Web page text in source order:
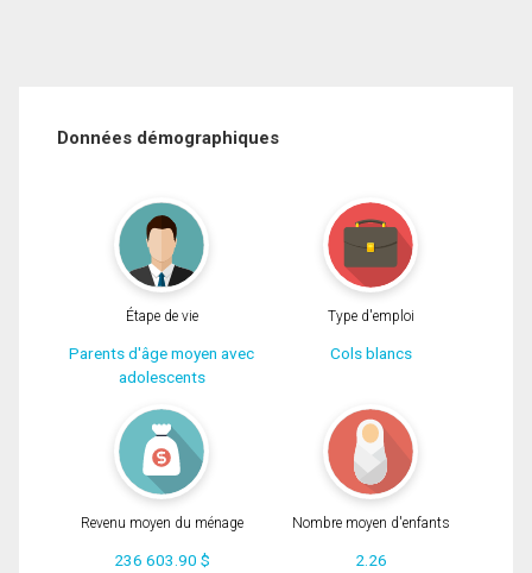
Données démographiques
Étape de vie
Parents d'âge moyen avec
adolescents
Type d'emploi
Cols blancs
Revenu moyen du ménage
236 603.90 $
Nombre moyen d'enfants
2.26